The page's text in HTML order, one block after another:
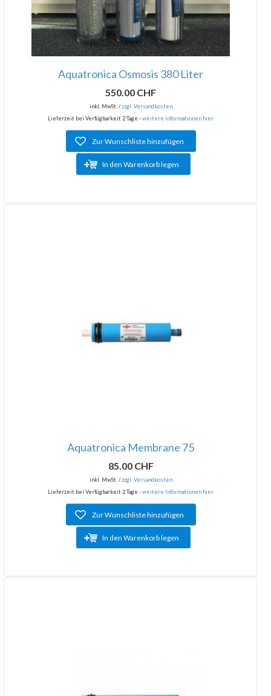
Aquatronica Osmosis 380 Liter
550.00 CHF
inkl. MwSt. /zzgl. Versandkosten
Lieferzeit bei Verfügbarkeit 2 Tage -weitere Informationen hier
Zur Wunschliste hinzufügen
In den Warenkorb legen
Aquatronica Membrane 75
85.00 CHF
inkl. MwSt. /zzgl. Versandkosten
Lieferzeit bei Verfügbarkeit 2 Tage -weitere Informationen hier
Zur Wunschliste hinzufügen
In den Warenkorb legen